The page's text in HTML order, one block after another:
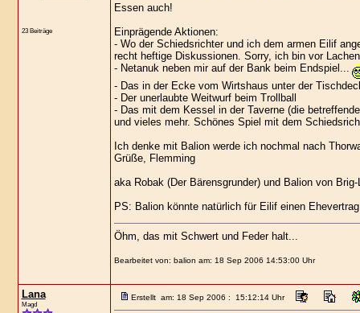
23 Beiträge
Essen auch!
Einprägende Aktionen:
- Wo der Schiedsrichter und ich dem armen Eilif
recht heftige Diskussionen. Sorry, ich bin vor
- Netanuk neben mir auf der Bank beim Endspiel...
- Das in der Ecke vom Wirtshaus unter der
- Der unerlaubte Weitwurf beim Trollball
- Das mit dem Kessel in der Taverne (die
und vieles mehr. Schönes Spiel mit dem
Ich denke mit Balion werde ich nochmal nach
Grüße, Flemming
aka Robak (Der Bärensgrunder) und Balion von
PS: Balion könnte natürlich für Eilif einen
Öhm, das mit Schwert und Feder halt...
Bearbeitet von: balion am: 18 Sep 2006 14:53:00 Uhr
Lana
Magd
Erstellt am: 18 Sep 2006 : 15:12:14 Uhr